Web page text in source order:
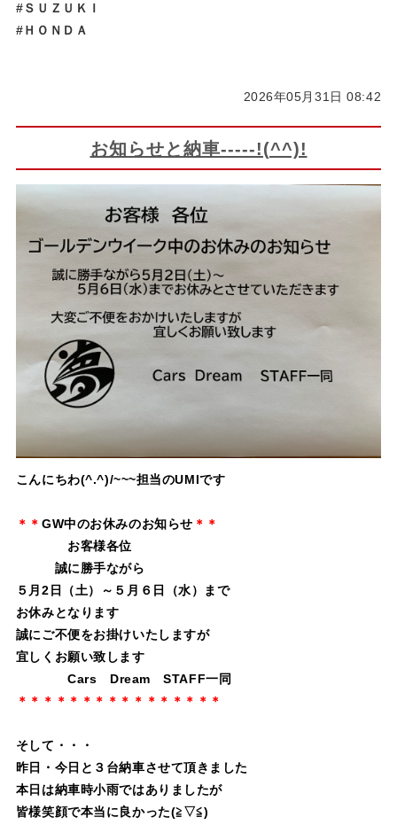
#ＳＵＺＵＫＩ
#ＨＯＮＤＡ
2026年05月31日 08:42
お知らせと納車-----!(^^)!
こんにちわ(^.^)/~~~担当のUMIです
＊＊GW中のお休みのお知らせ ＊＊
お客様各位
誠に勝手ながら
５月2日（土）～５月６日（水）まで
お休みとなります
誠にご不便をお掛けいたしますが
宜しくお願い致します
Cars Dream STAFF一同
＊＊＊＊＊＊＊＊＊＊＊＊＊＊＊＊
そして・・・
昨日・今日と３台納車させて頂きました
本日は納車時小雨ではありましたが
皆様笑顔で本当に良かった(≧▽≦)